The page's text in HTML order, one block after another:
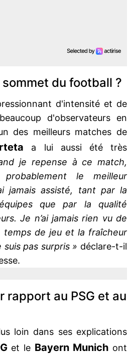
sommet du football ?
d'intensité et de
d'observateurs en
des meilleurs matches de
a lui aussi été très
je repense à ce match,
probablement le meilleur
jamais assisté, tant par la
que par la qualité
Je n’ai jamais rien vu de
temps de jeu et la fraîcheur
pas surpris » déclare-t-il
rapport au PSG et au
loin dans ses explications
et le Bayern Munich ont